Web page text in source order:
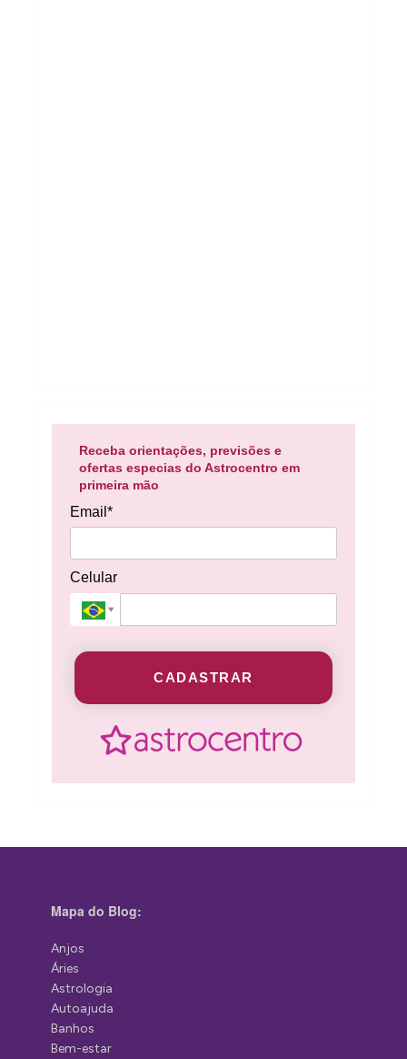
Receba orientações, previsões e
ofertas especias do Astrocentro em
primeira mão
Email*
Celular
CADASTRAR
Mapa do Blog:
Anjos
Áries
Astrologia
Autoajuda
Banhos
Bem-estar